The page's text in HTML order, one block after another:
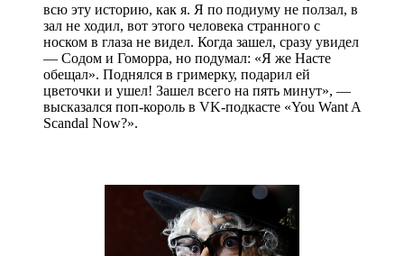
всю эту историю, как я. Я по подиуму не ползал, в
зал не ходил, вот этого человека странного с
носком в глаза не видел. Когда зашел, сразу увидел
— Содом и Гоморра, но подумал: «Я же Насте
обещал». Поднялся в гримерку, подарил ей
цветочки и ушел! Зашел всего на пять минут», —
высказался поп-король в VK-подкасте «You Want A
Scandal Now?».